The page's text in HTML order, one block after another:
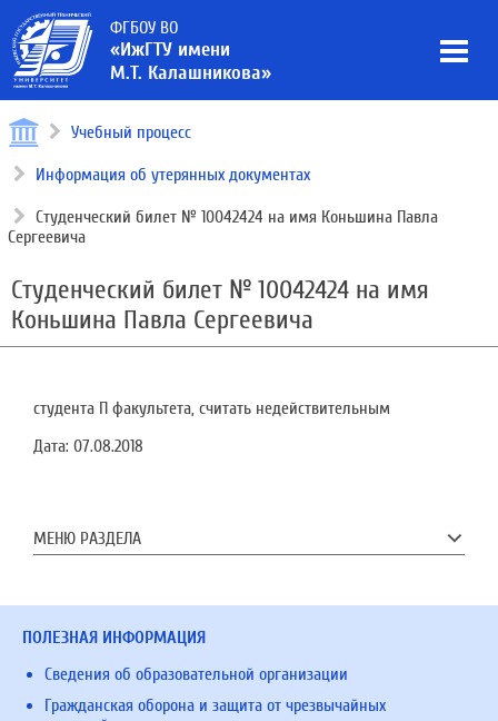
ФГБОУ ВО
«ИжГТУ имени
М.Т. Калашникова»
Учебный процесс
Информация об утерянных документах
Студенческий билет № 10042424 на имя Коньшина Павла
Сергеевича
Студенческий билет № 10042424 на имя
Коньшина Павла Сергеевича
студента П факультета, считать недействительным
Дата: 07.08.2018
МЕНЮ РАЗДЕЛА
ПОЛЕЗНАЯ ИНФОРМАЦИЯ
Сведения об образовательной организации
Гражданская оборона и защита от чрезвычайных